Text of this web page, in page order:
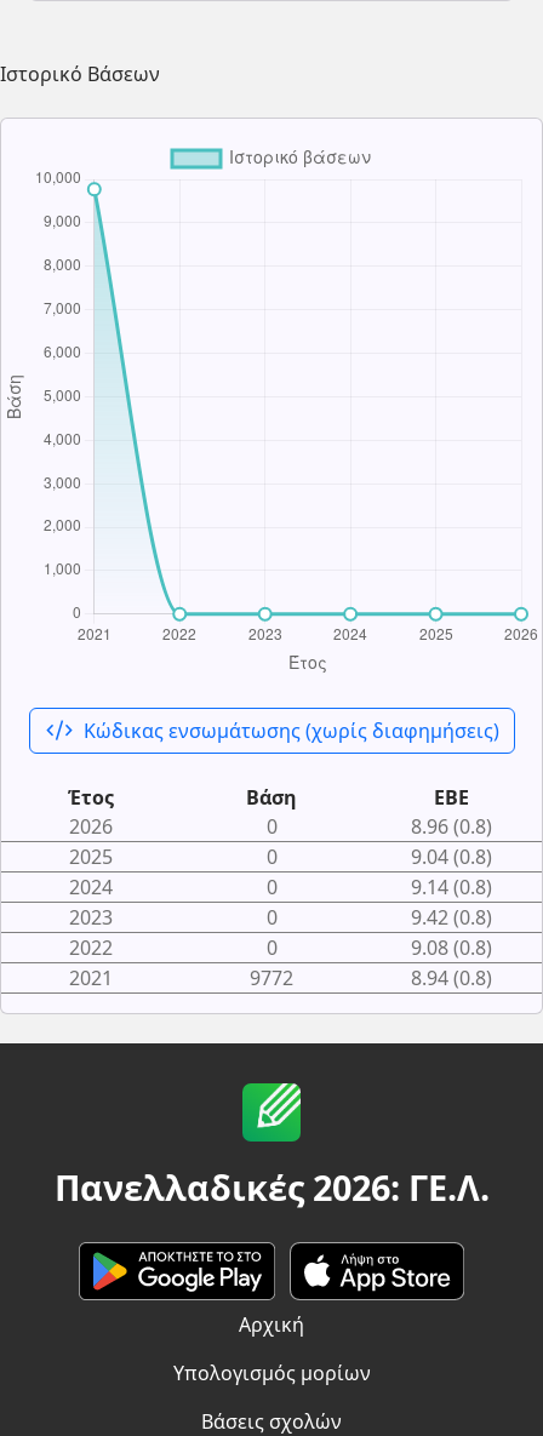
Ιστορικό Βάσεων
code_xml Κώδικας ενσωμάτωσης (χωρίς διαφημήσεις)
Έτος Βάση
ΕΒΕ
2026
0
8.96 (0.8)
2025
0
9.04 (0.8)
2024
0
9.14 (0.8)
2023
0
9.42 (0.8)
2022
0
9.08 (0.8)
2021
9772 8.94 (0.8)
Πανελλαδικές 2026: ΓΕ.Λ.
Αρχική
Υπολογισμός μορίων
Βάσεις σχολών